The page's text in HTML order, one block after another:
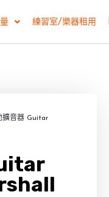
練習室/樂器租用
擴音器 Guitar